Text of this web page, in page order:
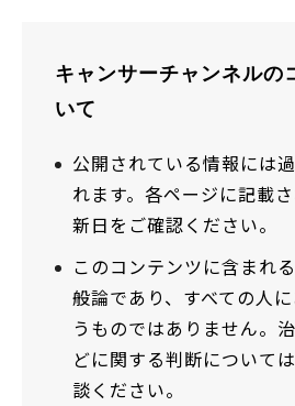
キャンサーチャンネルの
いて
公開されている情報には
れます。各ページに記載
新日をご確認ください。
このコンテンツに含まれ
般論であり、すべての人
うものではありません。
どに関する判断について
談ください。